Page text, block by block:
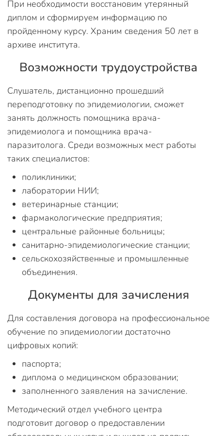
При необходимости восстановим утерянный
диплом и сформируем информацию по
пройденному курсу. Храним сведения 50 лет в
архиве института.
Возможности трудоустройства
Слушатель, дистанционно прошедший
переподготовку по эпидемиологии, сможет
занять должность помощника врача-
эпидемиолога и помощника врача-
паразитолога. Среди возможных мест работы
таких специалистов:
поликлиники;
лаборатории НИИ;
ветеринарные станции;
фармакологические предприятия;
центральные районные больницы;
санитарно-эпидемиологические станции;
сельскохозяйственные и промышленные
объединения.
Документы для зачисления
Для составления договора на профессиональное
обучение по эпидемиологии достаточно
цифровых копий:
паспорта;
диплома о медицинском образовании;
заполненного заявления на зачисление.
Методический отдел учебного центра
подготовит договор о предоставлении